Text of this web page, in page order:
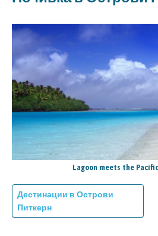
Lagoon meets the
Дестинации в Острови
Питкерн